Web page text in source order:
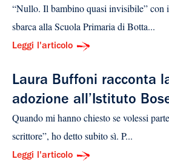
“Nullo. Il bambino quasi invisibile” con
sbarca alla Scuola Primaria di Botta...
Leggi l'articolo
Laura Buffoni racconta
adozione all’Istituto
Quando mi hanno chiesto se volessi
scrittore”, ho detto subito sì. P...
Leggi l'articolo